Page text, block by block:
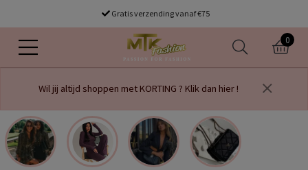
Gratis verzending vanaf €75
0
Wil jij altijd shoppen met KORTING ? Klik dan hier !